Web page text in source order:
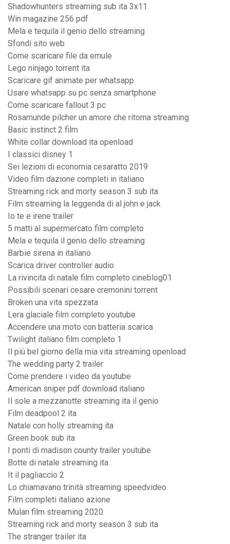
Shadowhunters streaming sub ita 3x11
Win magazine 256 pdf
Mela e tequila il genio dello streaming
Sfondi sito web
Come scaricare file da emule
Lego ninjago torrent ita
Scaricare gif animate per whatsapp
Usare whatsapp su pc senza smartphone
Come scaricare fallout 3 pc
Rosamunde pilcher un amore che ritorna streaming
Basic instinct 2 film
White collar download ita openload
I classici disney 1
Sei lezioni di economia cesaratto 2019
Video film dazione completi in italiano
Streaming rick and morty season 3 sub ita
Film streaming la leggenda di al john e jack
Io te e irene trailer
5 matti al supermercato film completo
Mela e tequila il genio dello streaming
Barbie sirena in italiano
Scarica driver controller audio
La rivincita di natale film completo cineblog01
Possibili scenari cesare cremonini torrent
Broken una vita spezzata
Lera glaciale film completo youtube
Accendere una moto con batteria scarica
Twilight italiano film completo 1
Il più bel giorno della mia vita streaming openload
The wedding party 2 trailer
Come prendere i video da youtube
American sniper pdf download italiano
Il sole a mezzanotte streaming ita il genio
Film deadpool 2 ita
Natale con holly streaming ita
Green book sub ita
I ponti di madison county trailer youtube
Botte di natale streaming ita
It il pagliaccio 2
Lo chiamavano trinità streaming speedvideo
Film completi italiano azione
Mulan film streaming 2020
Streaming rick and morty season 3 sub ita
The stranger trailer ita